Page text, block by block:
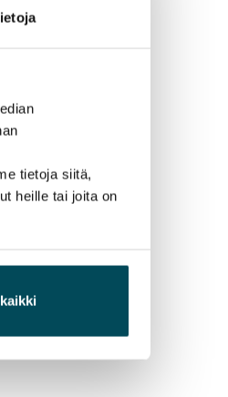
tietoja siitä,
heille tai joita on